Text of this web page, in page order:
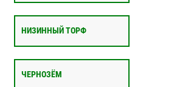
НИЗИННЫЙ ТОРФ
ЧЕРНОЗЁМ